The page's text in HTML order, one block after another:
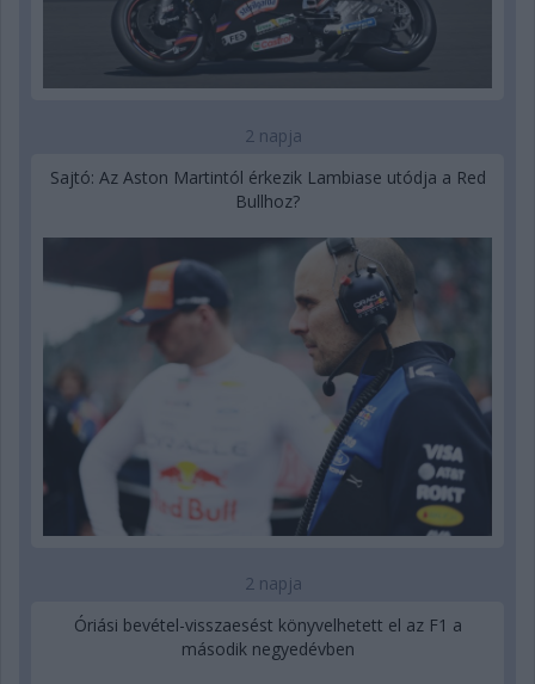
2 napja
Sajtó: Az Aston Martintól érkezik Lambiase utódja a Red
Bullhoz?
2 napja
Óriási bevétel-visszaesést könyvelhetett el az F1 a
második negyedévben